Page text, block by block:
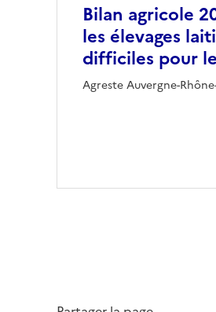
Bilan agricole
les élevages
difficiles pour
Agreste Auvergne-